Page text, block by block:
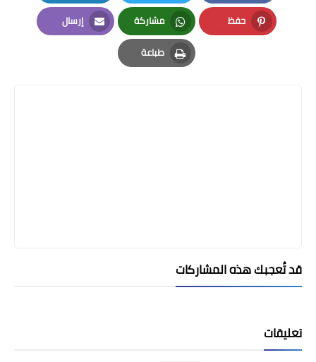
Facebook
Twitter
LinkedIn
حفظ
Pinterest
مشاركة
Whatsapp
إرسال
Email
طباعة
Print
قد تُعجبك هذه المشاركات
تعليقات